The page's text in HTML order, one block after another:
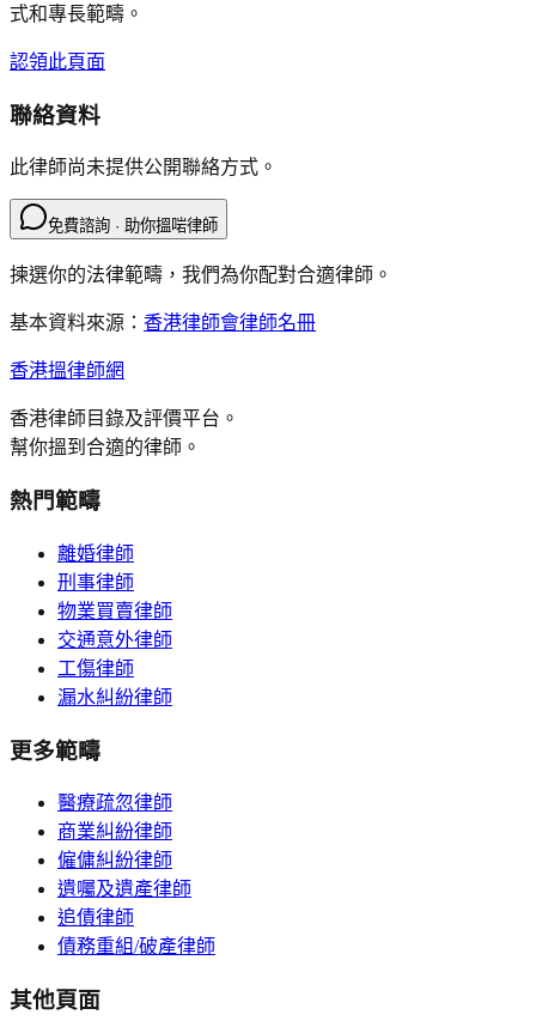
式和專長範疇。
認領此頁面
聯絡資料
此律師尚未提供公開聯絡方式。
免費諮詢 · 助你搵啱律師
揀選你的法律範疇，我們為你配對合適律師。
基本資料來源： 香港律師會律師名冊
香港搵律師網
香港律師目錄及評價平台。
幫你搵到合適的律師。
熱門範疇
離婚律師
刑事律師
物業買賣律師
交通意外律師
工傷律師
漏水糾紛律師
更多範疇
醫療疏忽律師
商業糾紛律師
僱傭糾紛律師
遺囑及遺產律師
追債律師
債務重組/破產律師
其他頁面